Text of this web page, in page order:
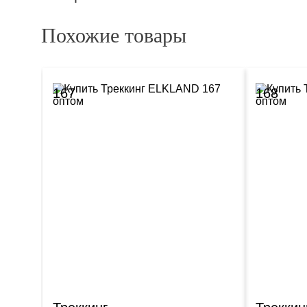
Похожие товары
167 168